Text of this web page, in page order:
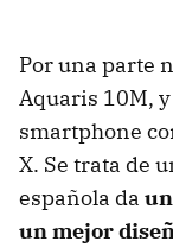
Por una parte
Aquaris 10M,
smartphone
X. Se trata de
española da
un mejor